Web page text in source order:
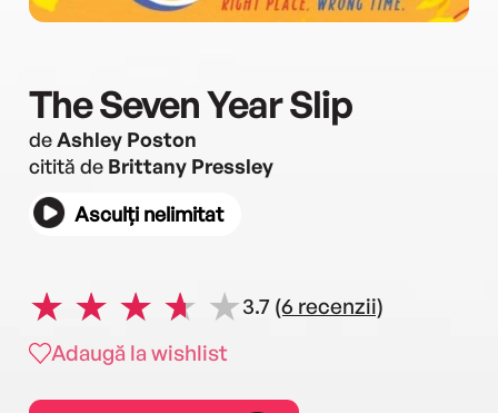
The Seven Year Slip
deAshley Poston
citită de Brittany Pressley
Asculți nelimitat
3.7 (6 recenzii)
Adaugă la wishlist